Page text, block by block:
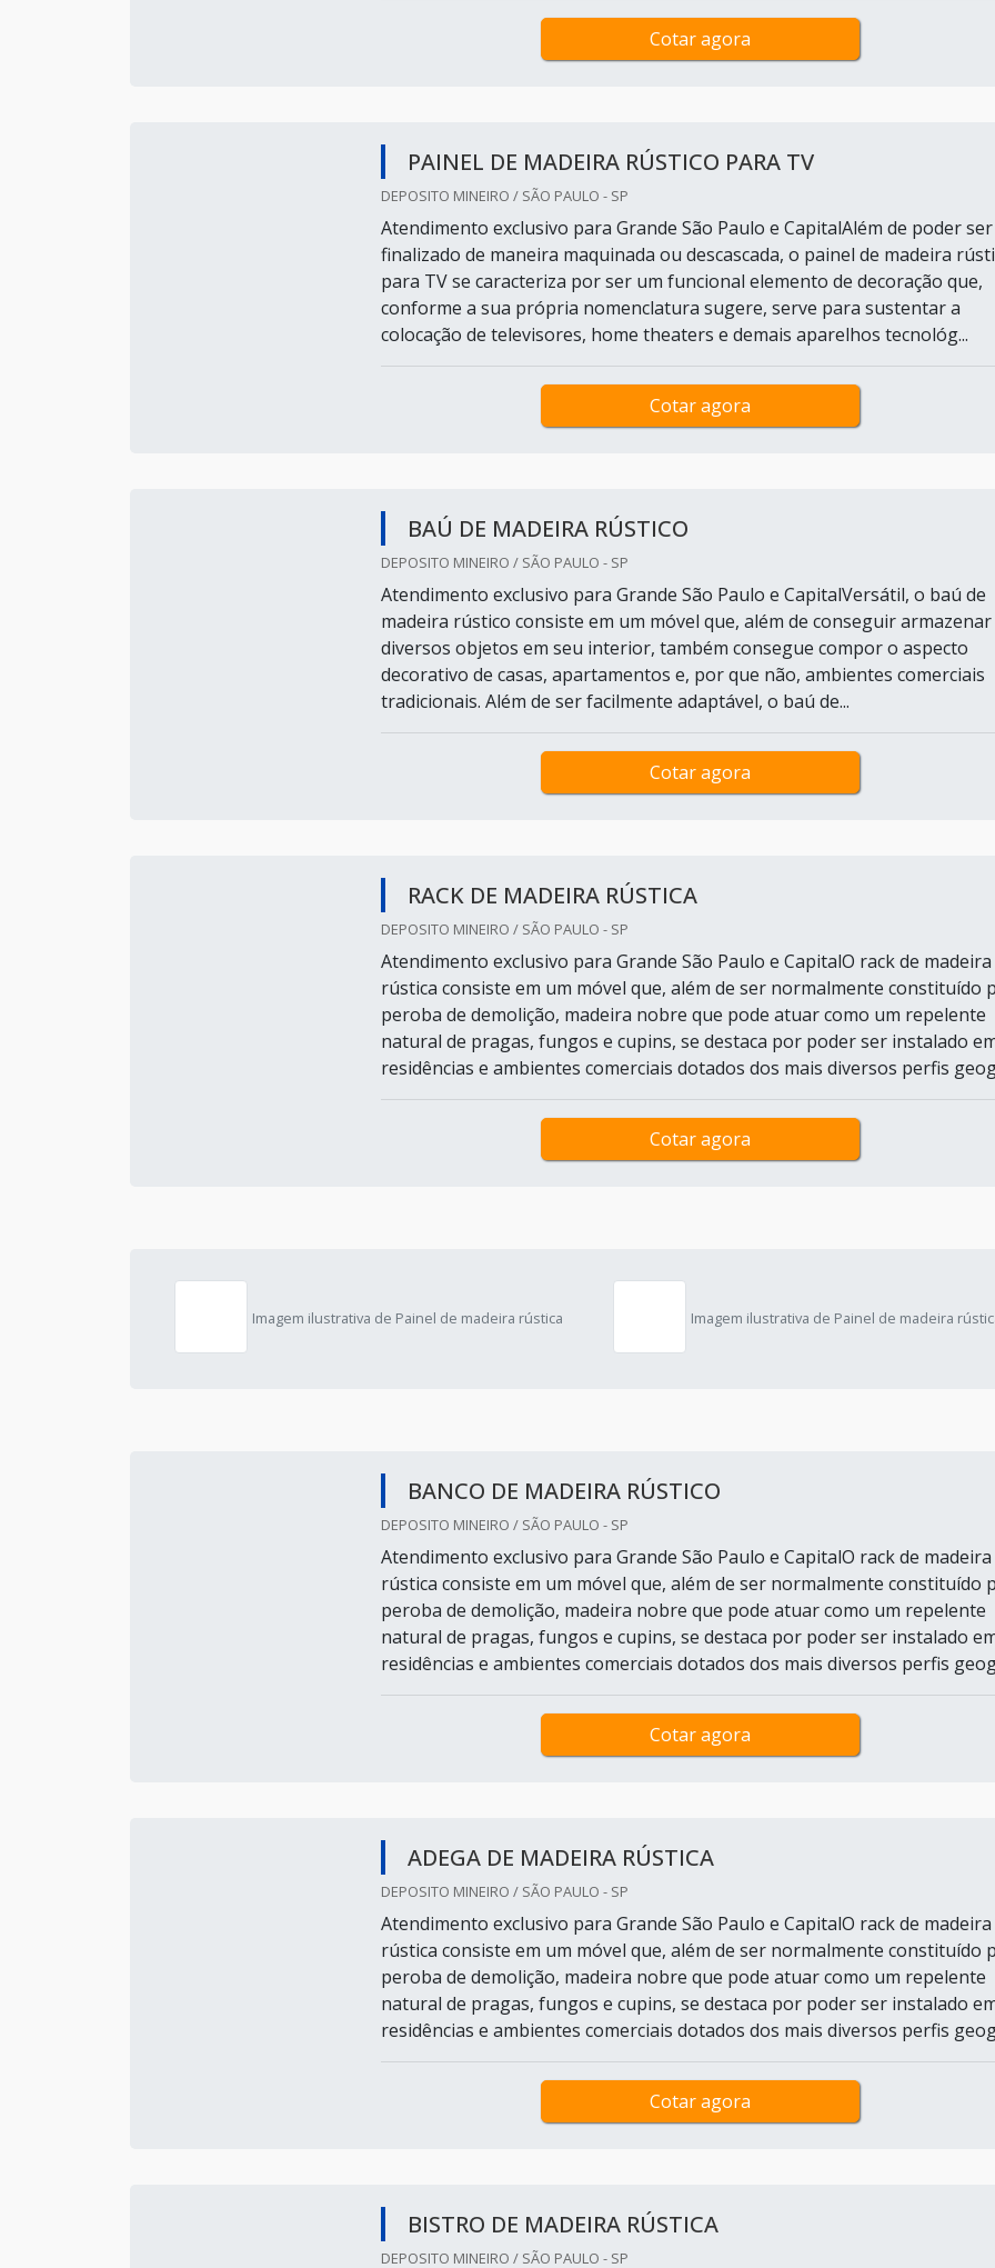
Cotar agora
PAINEL DE MADEIRA RÚSTICO PARA TV
DEPOSITO MINEIRO / SÃO PAULO - SP
Atendimento exclusivo para Grande São Paulo e CapitalAlém de poder ser
finalizado de maneira maquinada ou descascada, o painel de madeira
para TV se caracteriza por ser um funcional elemento de decoração que,
conforme a sua própria nomenclatura sugere, serve para sustentar a
colocação de televisores, home theaters e demais aparelhos tecnológ...
Cotar agora
BAÚ DE MADEIRA RÚSTICO
DEPOSITO MINEIRO / SÃO PAULO - SP
Atendimento exclusivo para Grande São Paulo e CapitalVersátil, o baú de
madeira rústico consiste em um móvel que, além de conseguir armazenar
diversos objetos em seu interior, também consegue compor o aspecto
decorativo de casas, apartamentos e, por que não, ambientes comerciais
tradicionais. Além de ser facilmente adaptável, o baú de...
Cotar agora
RACK DE MADEIRA RÚSTICA
DEPOSITO MINEIRO / SÃO PAULO - SP
Atendimento exclusivo para Grande São Paulo e CapitalO rack de madeira
rústica consiste em um móvel que, além de ser normalmente constituído
peroba de demolição, madeira nobre que pode atuar como um repelente
natural de pragas, fungos e cupins, se destaca por poder ser instalado
residências e ambientes comerciais dotados dos mais diversos perfis
Cotar agora
Imagem ilustrativa de Painel de madeira rústica Imagem ilustrativa de Painel de madeira
BANCO DE MADEIRA RÚSTICO
DEPOSITO MINEIRO / SÃO PAULO - SP
Atendimento exclusivo para Grande São Paulo e CapitalO rack de madeira
rústica consiste em um móvel que, além de ser normalmente constituído
peroba de demolição, madeira nobre que pode atuar como um repelente
natural de pragas, fungos e cupins, se destaca por poder ser instalado
residências e ambientes comerciais dotados dos mais diversos perfis
Cotar agora
ADEGA DE MADEIRA RÚSTICA
DEPOSITO MINEIRO / SÃO PAULO - SP
Atendimento exclusivo para Grande São Paulo e CapitalO rack de madeira
rústica consiste em um móvel que, além de ser normalmente constituído
peroba de demolição, madeira nobre que pode atuar como um repelente
natural de pragas, fungos e cupins, se destaca por poder ser instalado
residências e ambientes comerciais dotados dos mais diversos perfis
Cotar agora
BISTRO DE MADEIRA RÚSTICA
DEPOSITO MINEIRO / SÃO PAULO - SP